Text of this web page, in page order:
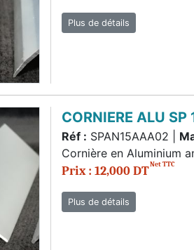
Plus de détails
CORNIERE ALU
Réf : SPAN15AAA02 |
Cornière en Aluminium
Prix : 12,000 DTNet TTC
Plus de détails